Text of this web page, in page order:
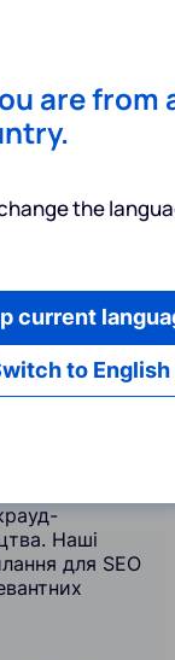
Послуги
Українська
у
Наші
для SEO
are from
the
to English
current